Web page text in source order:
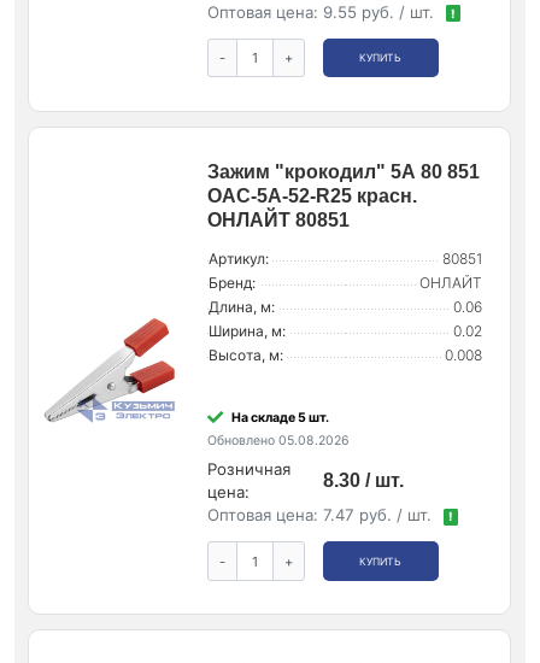
Оптовая цена: 9.55 руб. / шт. !
- + КУПИТЬ
Зажим "крокодил" 5А 80 851
OAC-5A-52-R25 красн.
ОНЛАЙТ 80851
Артикул:
80851
Бренд:
ОНЛАЙТ
Длина, м:
0.06
Ширина, м:
0.02
Высота, м:
0.008
На складе 5 шт.
Обновлено 05.08.2026
Розничная
цена:
8.30 / шт.
Оптовая цена: 7.47 руб. / шт. !
- + КУПИТЬ